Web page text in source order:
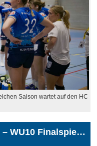
Saison wartet auf den HC
Herzklopfen, Tränen, Silber – WU10 Finalspieltag